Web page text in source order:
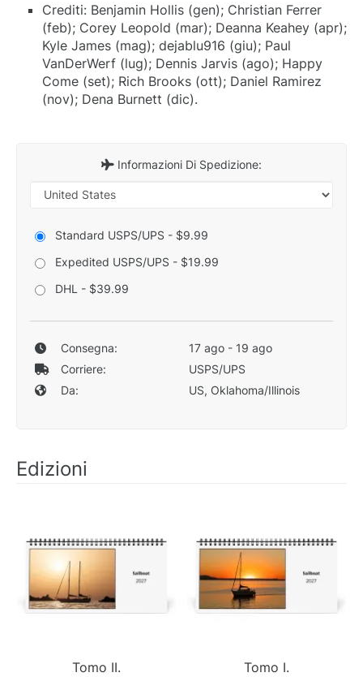
Crediti: Benjamin Hollis (gen); Christian Ferrer
(feb); Corey Leopold (mar); Deanna Keahey (apr);
Kyle James (mag); dejablu916 (giu); Paul
VanDerWerf (lug); Dennis Jarvis (ago); Happy
Come (set); Rich Brooks (ott); Daniel Ramirez
(nov); Dena Burnett (dic).
Informazioni Di Spedizione:
Standard USPS/UPS - $9.99
Expedited USPS/UPS - $19.99
DHL - $39.99
Consegna:
17 ago - 19 ago
Corriere:
USPS/UPS
Da:
US, Oklahoma/Illinois
Edizioni
Tomo II. Tomo I.